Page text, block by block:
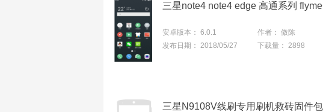
安卓版本： 6.0.1 作者： 傲陈
发布日期： 2018/05/27 下载量： 2898